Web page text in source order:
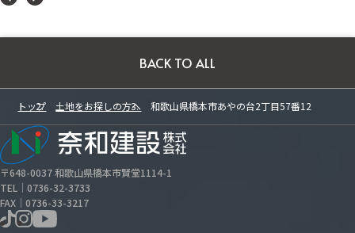
BACK TO ALL
トップ 土地をお探しの方へ 和歌山県橋本市あやの台2丁目57番12
〒648-0037 和歌山県橋本市賢堂1114-1
TEL｜0736-32-3733
FAX｜0736-33-3217